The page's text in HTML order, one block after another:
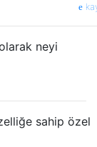
neyi
sahip özel